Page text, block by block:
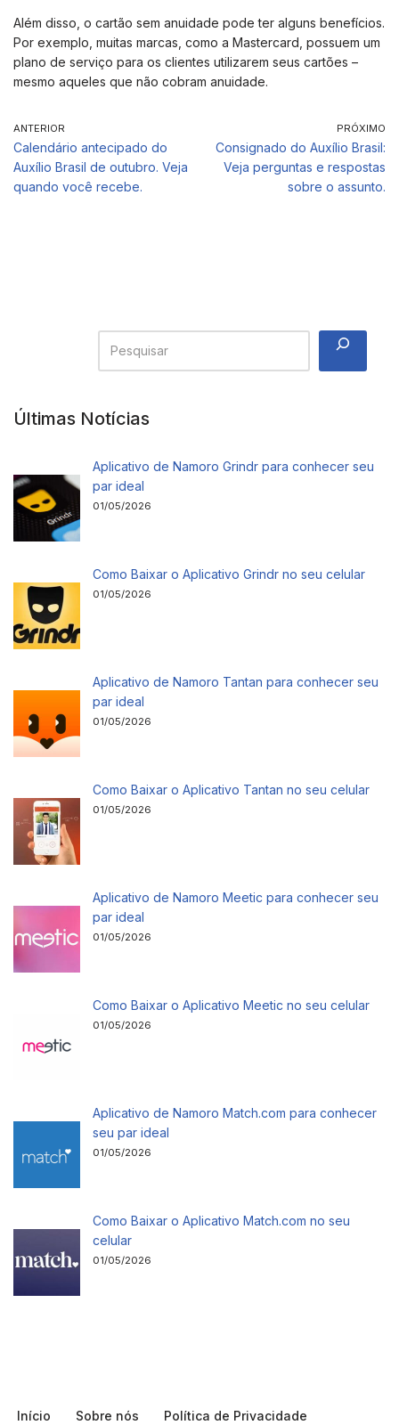
Além disso, o cartão sem anuidade pode ter alguns benefícios.
Por exemplo, muitas marcas, como a Mastercard, possuem um
plano de serviço para os clientes utilizarem seus cartões –
mesmo aqueles que não cobram anuidade.
ANTERIOR
Calendário antecipado do
Auxílio Brasil de outubro. Veja
quando você recebe.
PRÓXIMO
Consignado do Auxílio Brasil:
Veja perguntas e respostas
sobre o assunto.
Últimas Notícias
Aplicativo de Namoro Grindr para conhecer seu
par ideal
01/05/2026
Como Baixar o Aplicativo Grindr no seu celular
01/05/2026
Aplicativo de Namoro Tantan para conhecer seu
par ideal
01/05/2026
Como Baixar o Aplicativo Tantan no seu celular
01/05/2026
Aplicativo de Namoro Meetic para conhecer seu
par ideal
01/05/2026
Como Baixar o Aplicativo Meetic no seu celular
01/05/2026
Aplicativo de Namoro Match.com para conhecer
seu par ideal
01/05/2026
Como Baixar o Aplicativo Match.com no seu
celular
01/05/2026
Início Sobre nós Política de Privacidade